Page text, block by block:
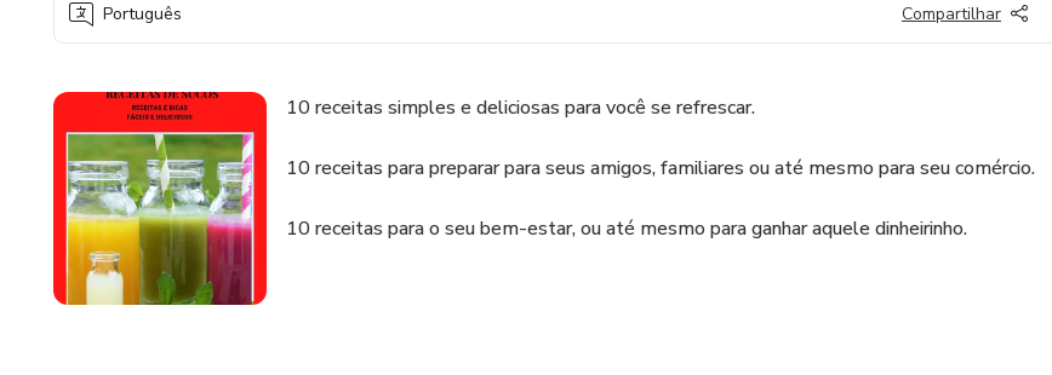
Português Compartilhar
10 receitas simples e deliciosas para você se refrescar.
10 receitas para preparar para seus amigos, familiares ou até mesmo para seu comércio.
10 receitas para o seu bem-estar, ou até mesmo para ganhar aquele dinheirinho.